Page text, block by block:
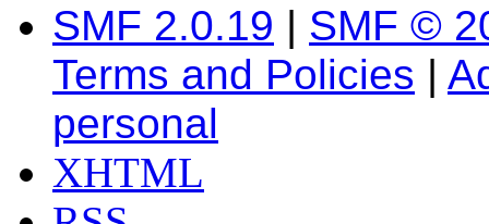
SMF 2.0.19 | SMF ©
Terms and Policies |
personal
XHTML